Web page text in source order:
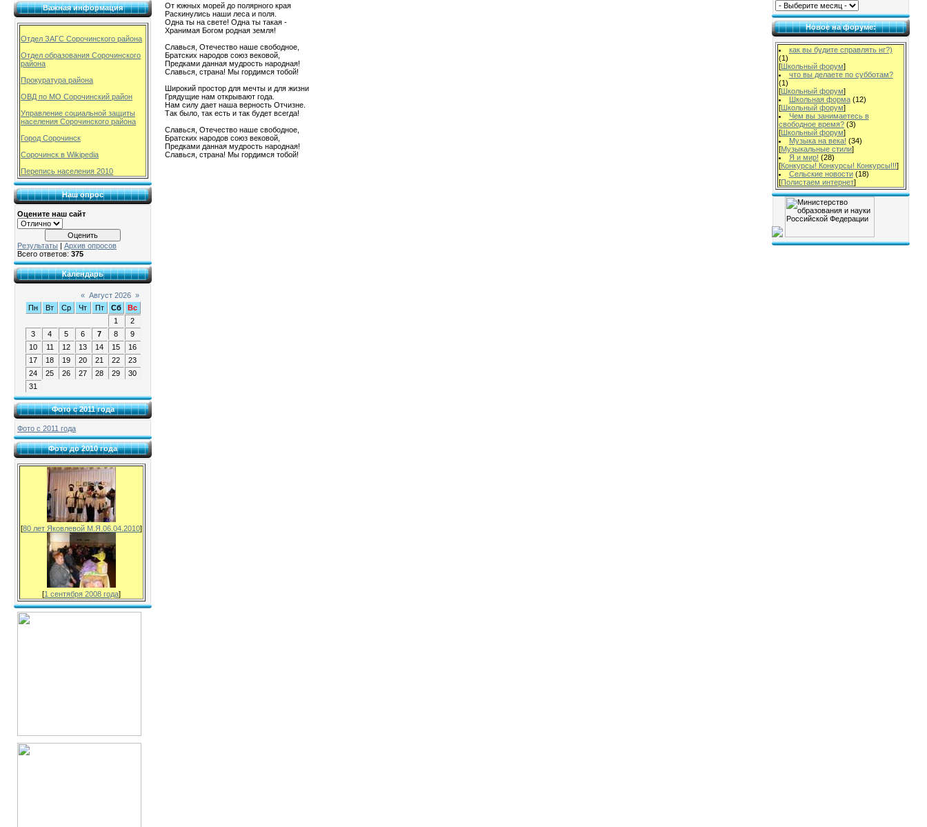
Важная информация
Отдел ЗАГС Сорочинского района
Отдел образования Сорочинского
района
Прокуратура района
ОВД по МО Сорочинский район
Управление социальной защиты
населения Сорочинского района
Город Сорочинск
Сорочинск в Wikipedia
Перепись населения 2010
Наш опрос
Оцените наш сайт
Результаты
Архив опросов
Всего ответов: 375
Календарь
« Август 2026 »
Пн
Вт Ср Чт Пт Сб
Вс
1
2
3
4 5 6 7 8
9
10
11 12 13 14 15
16
17
18 19 20 21 22
23
24
25 26 27 28 29
30
31
Фото с 2011 года
Фото с 2011 года
Фото до 2010 года
[80 лет Яковлевой М.Я.06.04.2010]
[1 сентября 2008 года]
От южных морей до полярного края
Раскинулись наши леса и поля.
Одна ты на свете! Одна ты такая -
Хранимая Богом родная земля!
Славься, Отечество наше свободное,
Братских народов союз вековой,
Предками данная мудрость народная!
Славься, страна! Мы гордимся тобой!
Широкий простор для мечты и для жизни
Грядущие нам открывают года.
Нам силу дает наша верность Отчизне.
Так было, так есть и так будет всегда!
Славься, Отечество наше свободное,
Братских народов союз вековой,
Предками данная мудрость народная!
Славься, страна! Мы гордимся тобой!
Новое на форуме:
как вы будите справлять нг?)
(1)
[Школьный форум]
что вы делаете по субботам?
(1)
[Школьный форум]
Школьная форма (12)
[Школьный форум]
Чем вы занимаетесь в
свободное время? (3)
[Школьный форум]
Музыка на века! (34)
[Музыкальные стили]
Я и мир! (28)
[Конкурсы! Конкурсы! Конкурсы!!!]
Сельские новости (18)
[Полистаем интернет]